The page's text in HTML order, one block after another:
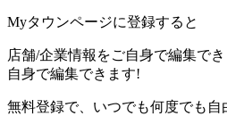
Myタウンページに登録すると
店舗/企業情報をご自身で編集で
自身で編集できます!
無料登録で、いつでも何度でも自